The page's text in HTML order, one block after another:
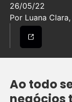
26/05/22
Por Luana
Ao todo
negócios